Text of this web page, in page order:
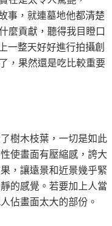
事，就連墓地他都清楚
麼貢獻，聽得我目瞪口
一整天好好進行拍攝創
，果然還是吃比較重要
樹木枝葉，一切是如此
使畫面有壓縮感，誇大
，讓遠景和近景幾乎緊
的感覺。若要加上人當
佔畫面太大的部份。